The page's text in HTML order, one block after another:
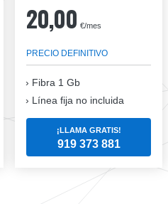
20,00 €/mes
PRECIO DEFINITIVO
Fibra 1 Gb
Línea fija no incluida
¡LLAMA GRATIS!
919 373 881